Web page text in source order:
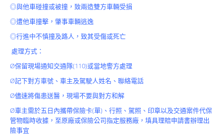
◎與他車碰撞或被撞，致兩造雙方車輛受損
◎遭他車撞擊，肇事車輛逃逸
◎行進中不慎撞及路人，致其受傷或死亡
處理方式：
Ø保留現場通知交通隊(110)或當地警方處理
Ø記下對方車號、車主及駕駛人姓名、聯絡電話
Ø儘速將傷患送醫，現場不要與對方和解
Ø車主需於五日內攜帶保險卡(單)、行照、駕照、印章以及交通案件代保
管物臨時收據，至原廠或保險公司指定服務廠，填具理賠申請書辦理出
險事宜